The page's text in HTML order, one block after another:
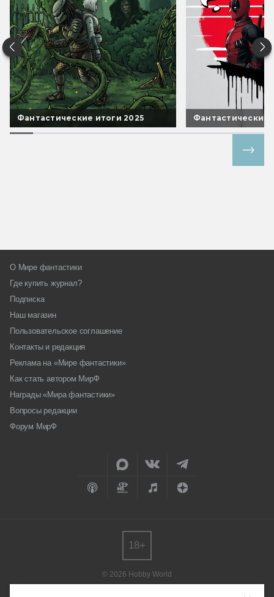
Фантастические итоги 2025 Фантастические
О Мире фантастики
Где купить журнал?
Подписка
Наш магазин
Пользовательское соглашение
Контакты и редакция
Реклама на «Мире фантастики»
Как стать автором МирФ
Награды «Мира фантастики»
Вопросы редакции
Форум МирФ
© 2026 Hobby World
18+